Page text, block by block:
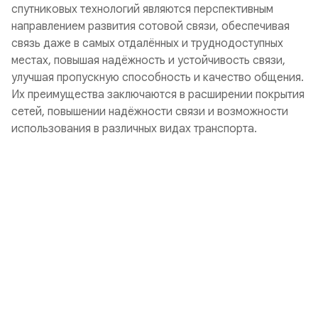
спутниковых технологий являются перспективным
направлением развития сотовой связи, обеспечивая
связь даже в самых отдалённых и труднодоступных
местах, повышая надёжность и устойчивость связи,
улучшая пропускную способность и качество общения.
Их преимущества заключаются в расширении покрытия
сетей, повышении надёжности связи и возможности
использования в различных видах транспорта.